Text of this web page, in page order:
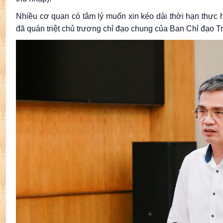
Nhiều cơ quan có tâm lý muốn xin kéo dài thời hạn
đã quán triệt chủ trương chỉ đạo chung của Ban Chỉ đạo